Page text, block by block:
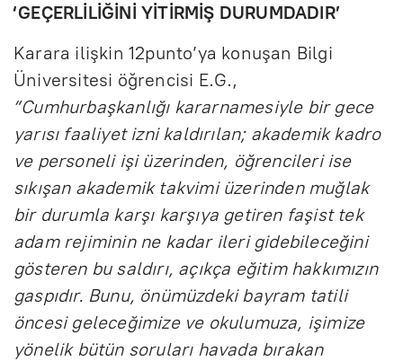
‘GEÇERLİLİĞİNİ YİTİRMİŞ DURUMDADIR’
Karara ilişkin 12punto’ya konuşan Bilgi
Üniversitesi öğrencisi E.G.,
“Cumhurbaşkanlığı kararnamesiyle bir gece
yarısı faaliyet izni kaldırılan; akademik kadro
ve personeli işi üzerinden, öğrencileri ise
sıkışan akademik takvimi üzerinden muğlak
bir durumla karşı karşıya getiren faşist tek
adam rejiminin ne kadar ileri gidebileceğini
gösteren bu saldırı, açıkça eğitim hakkımızın
gaspıdır. Bunu, önümüzdeki bayram tatili
öncesi geleceğimize ve okulumuza, işimize
yönelik bütün soruları havada bırakan